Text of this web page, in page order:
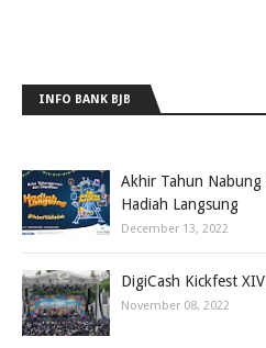
INFO BANK BJB
Akhir Tahun
Hadiah Langsung
December 13, 2022
DigiCash Kickfest
November 08, 2022